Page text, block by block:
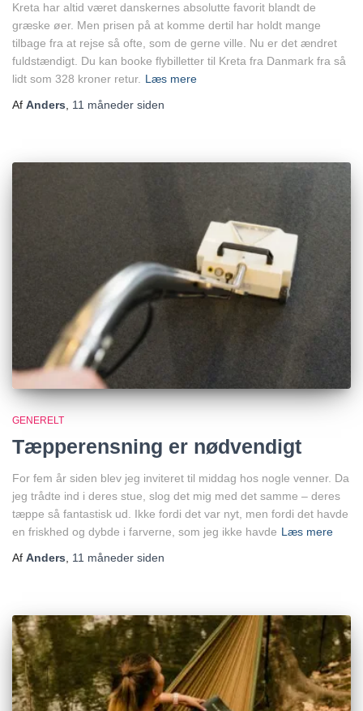
Kreta har altid været danskernes absolutte favorit blandt de
græske øer. Men prisen på at komme dertil har holdt mange
tilbage fra at rejse så ofte, som de gerne ville. Nu er det ændret
fuldstændigt. Du kan booke flybilletter til Kreta fra Danmark fra så
lidt som 328 kroner retur. Læs mere
Af Anders, 11 måneder siden
GENERELT
Tæpperensning er nødvendigt
For fem år siden blev jeg inviteret til middag hos nogle venner. Da
jeg trådte ind i deres stue, slog det mig med det samme – deres
tæppe så fantastisk ud. Ikke fordi det var nyt, men fordi det havde
en friskhed og dybde i farverne, som jeg ikke havde Læs mere
Af Anders 11 måneder siden